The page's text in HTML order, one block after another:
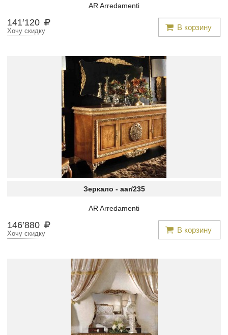
AR Arredamenti
141′120 В корзину
Хочу скидку
Зеркало - aar/235
AR Arredamenti
146′880 В корзину
Хочу скидку